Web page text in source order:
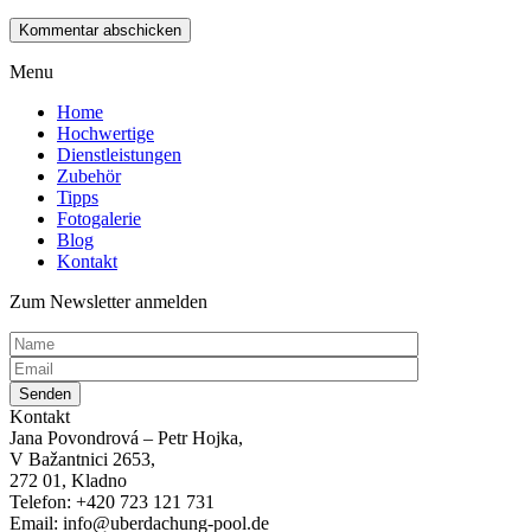
Menu
Home
Hochwertige
Dienstleistungen
Zubehör
Tipps
Fotogalerie
Blog
Kontakt
Zum Newsletter anmelden
Kontakt
Jana Povondrová – Petr Hojka,
V Bažantnici 2653,
272 01, Kladno
Telefon: +420 723 121 731
Email: info@uberdachung-pool.de